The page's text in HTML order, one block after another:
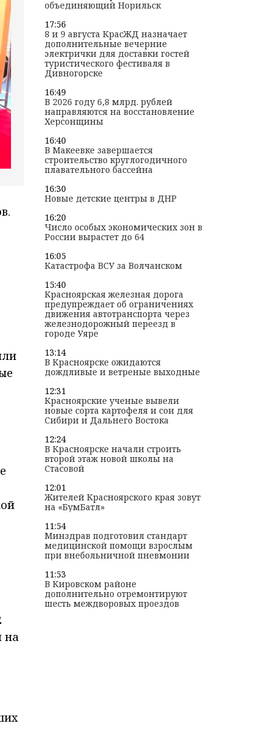
на
объединяющий Норильск
17:56
8 и 9 августа КрасЖД назначает
дополнительные вечерние
электрички для доставки гостей
туристического фестиваля в
Дивногорске
16:49
В 2026 году 6,8 млрд. рублей
направляются на восстановление
Херсонщины
16:40
В Макеевке завершается
строительство круглогодичного
плавательного бассейна
16:30
Новые детские центры в ДНР
16:20
Число особых экономических зон в
России вырастет до 64
16:05
Катастрофа ВСУ за Волчанском
15:40
Красноярская железная дорога
предупреждает об ограничениях
движения автотранспорта через
железнодорожный переезд в
городе Уяре
13:14
В Красноярске ожидаются
дождливые и ветреные выходные
12:31
Красноярские ученые вывели
новые сорта картофеля и сои для
Сибири и Дальнего Востока
12:24
В Красноярске начали строить
второй этаж новой школы на
Стасовой
12:01
Жителей Красноярского края зовут
на «БумБатл»
11:54
Минздрав подготовил стандарт
медицинской помощи взрослым
при внебольничной пневмонии
11:53
В Кировском районе
дополнительно отремонтируют
шесть междворовых проездов